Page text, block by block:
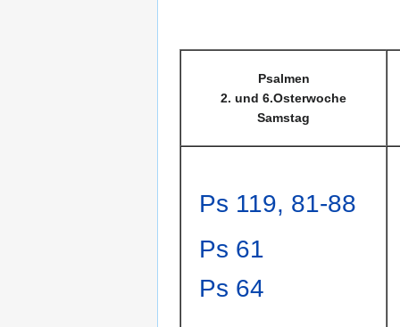
Psalmen
2. und 6.Osterwoche
Samstag
Ps 119, 81-88
Ps 61
Ps 64